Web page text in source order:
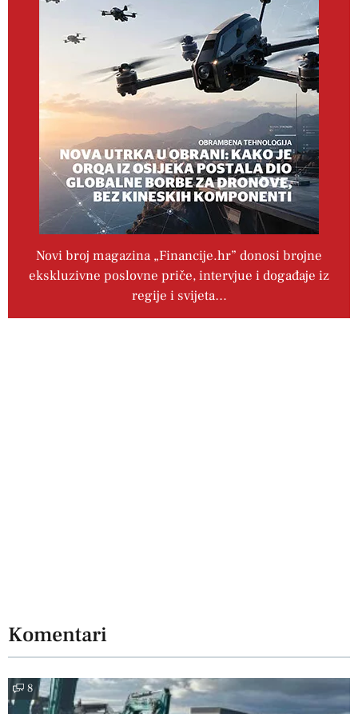
Novi broj magazina „Financije.hr” donosi brojne
ekskluzivne poslovne priče, intervjue i događaje iz
regije i svijeta…
Komentari
8